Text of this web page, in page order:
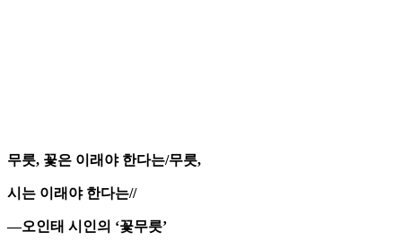
무릇, 꽃은 이래야 한다는/무릇,
시는 이래야 한다는//
―오인태 시인의 ‘꽃무릇’